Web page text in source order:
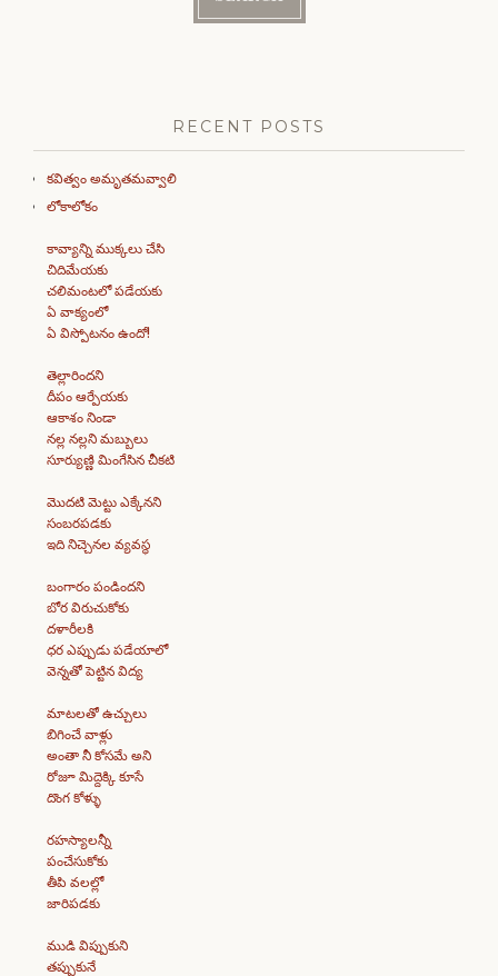
RECENT POSTS
కవిత్వం అమృతమవ్వాలి
లోకాలోకం
కావ్యాన్ని ముక్కలు చేసి
చిదిమేయకు
చలిమంటలో పడేయకు
ఏ వాక్యంలో
ఏ విస్పోటనం ఉందో!
తెల్లారిందని
దీపం ఆర్పేయకు
ఆకాశం నిండా
నల్ల నల్లని మబ్బులు
సూర్యుణ్ణి మింగేసిన చీకటి
మొదటి మెట్టు ఎక్కేనని
సంబరపడకు
ఇది నిచ్చెనల వ్యవస్థ
బంగారం పండిందని
బోర విరుచుకోకు
దళారీలకి
ధర ఎప్పుడు పడేయాలో
వెన్నతో పెట్టిన విద్య
మాటలతో ఉచ్చులు
బిగించే వాళ్లు
అంతా నీ కోసమే అని
రోజూ మిద్దెక్కి కూసే
దొంగ కోళ్ళు
రహస్యాలన్నీ
పంచేసుకోకు
తీపి వలల్లో
జారిపడకు
ముడి విప్పుకుని
తప్పుకునే